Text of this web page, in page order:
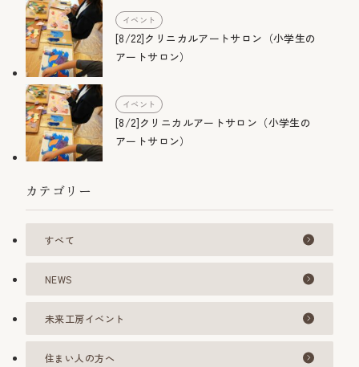
イベント
[8/22]クリニカルアートサロン（小学生の
アートサロン）
イベント
[8/2]クリニカルアートサロン（小学生の
アートサロン）
カテゴリー
すべて
NEWS
未来工房イベント
住まい人の方へ